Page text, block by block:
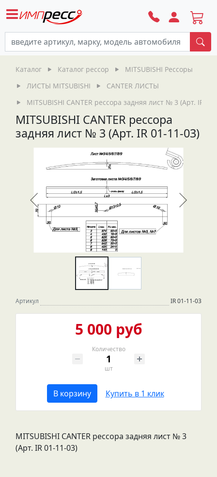
Каталог Каталог рессор
MITSUBISHI Рессоры
ЛИСТЫ MITSUBISHI
CANTER ЛИСТЫ
MITSUBISHI CANTER рессора задняя лист № 3 (Арт. IR
MITSUBISHI CANTER рессора
задняя лист № 3 (Арт. IR 01-11-03)
Артикул IR 01-11-03
5 000 руб
Количество
шт
В корзину Купить в 1 клик
MITSUBISHI CANTER рессора задняя лист № 3
(Арт. IR 01-11-03)